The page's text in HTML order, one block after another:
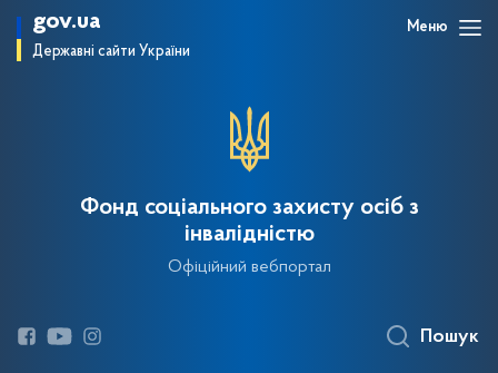
gov.ua
Державні сайти України
Меню
Фонд соціального захисту осіб з
інвалідністю
Офіційний вебпортал
Пошук